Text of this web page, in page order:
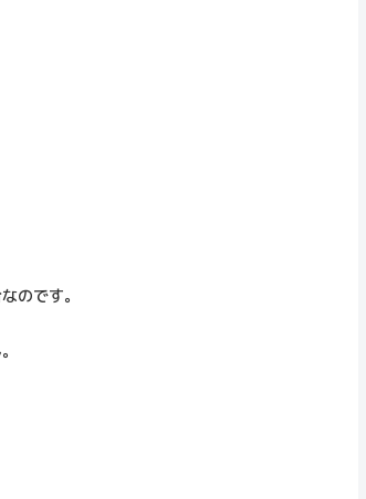
のです。